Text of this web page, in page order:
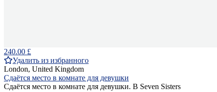
240.00 £
Удалить из избранного
London, United Kingdom
Сдаётся место в комнате для девушки
Сдаётся место в комнате для девушки. В Seven Sisters